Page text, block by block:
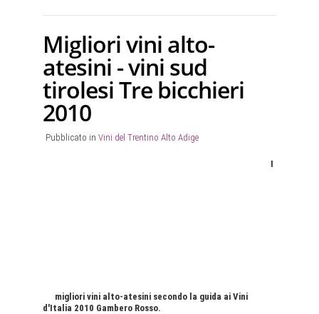
Migliori vini alto-
atesini - vini sud
tirolesi Tre bicchieri
2010
Pubblicato in Vini del Trentino Alto Adige
I
migliori vini alto-atesini secondo la guida ai Vini
d'Italia 2010 Gambero Rosso.